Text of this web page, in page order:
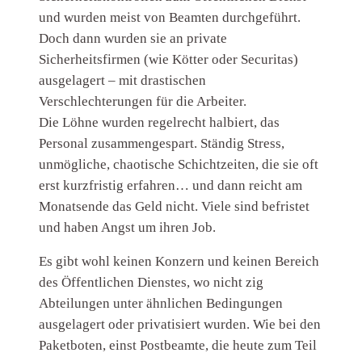
und wurden meist von Beamten durchgeführt.
Doch dann wurden sie an private
Sicherheitsfirmen (wie Kötter oder Securitas)
ausgelagert – mit drastischen
Verschlechterungen für die Arbeiter.
Die Löhne wurden regelrecht halbiert, das
Personal zusammengespart. Ständig Stress,
unmögliche, chaotische Schichtzeiten, die sie oft
erst kurzfristig erfahren… und dann reicht am
Monatsende das Geld nicht. Viele sind befristet
und haben Angst um ihren Job.
Es gibt wohl keinen Konzern und keinen Bereich
des Öffentlichen Dienstes, wo nicht zig
Abteilungen unter ähnlichen Bedingungen
ausgelagert oder privatisiert wurden. Wie bei den
Paketboten, einst Postbeamte, die heute zum Teil